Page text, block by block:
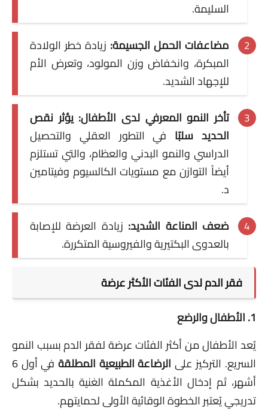
السليمة.
مضاعفات الحمل الجسيمة: زيادة خطر الولادة
المبكرة، وانخفاض وزن المولود، وتعرض الأم
للإجهاد الشديد.
تأخر النمو المعرفي لدى الأطفال: يؤثر نقص
الحديد سلبًا في التطور العقلي والتحصيل
الدراسي والنمو البدني والعظام، والتي تستلزم
أيضاً التوازن مع مستويات الكالسيوم وفيتامين
د.
ضعف المناعة الشديد: زيادة العرضة للإصابة
بالعدوى البكتيرية والفيروسية المتكررة.
فقر الدم لدى الفئات الأكثر عرضة
1. الأطفال والرضع
يُعد الأطفال من أكثر الفئات عرضة لفقر الدم بسبب النمو
السريع. التركيز على الرضاعة الطبيعية المطلقة
في أول 6
أشهر، ثم إدخال الأغذية المكملة الغنية بالحديد بشكل
تدريجي يُعتبر الخطوة الوقائية الأولى لحمايتهم.